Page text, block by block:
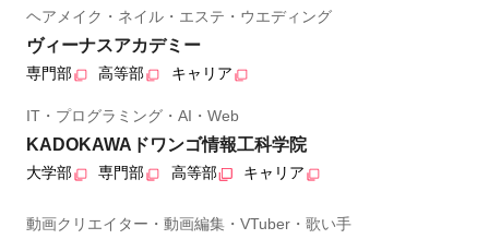
ヘアメイク・ネイル・エステ・ウエディング
ヴィーナスアカデミー
専門部 高等部 キャリア
IT・プログラミング・AI・Web
KADOKAWAドワンゴ情報工科学院
大学部 専門部 高等部 キャリア
動画クリエイター・動画編集・VTuber・歌い手